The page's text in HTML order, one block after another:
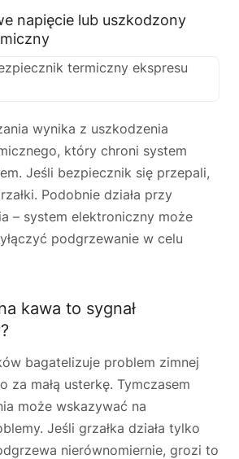
napięcie lub uszkodzony
wynika z uszkodzenia
który chroni system
Jeśli bezpiecznik się przepali,
Podobnie działa przy
– system elektroniczny może
podgrzewanie w celu
kawa to sygnał
bagatelizuje problem zimnej
za małą usterkę. Tymczasem
może wskazywać na
Jeśli grzałka działa tylko
nierównomiernie, grozi to